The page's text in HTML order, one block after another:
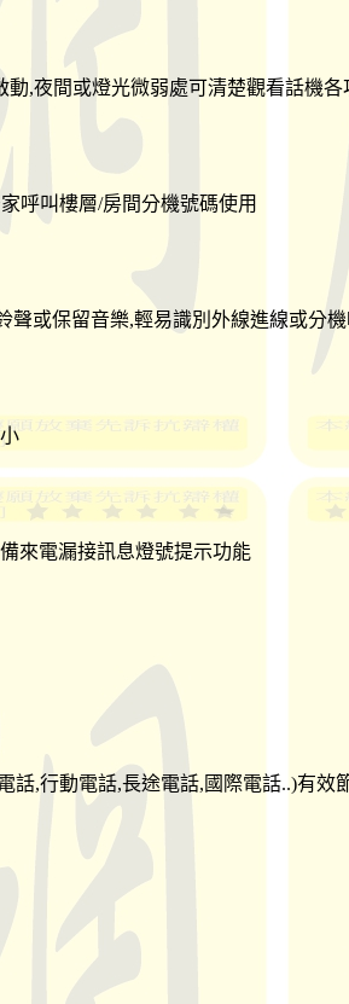
,夜間或燈光微弱處可清楚觀看話機各
呼叫樓層/房間分機號碼使用
聲或保留音樂,輕易識別外線進線或分
來電漏接訊息燈號提示功能
話,行動電話,長途電話,國際電話..)有效